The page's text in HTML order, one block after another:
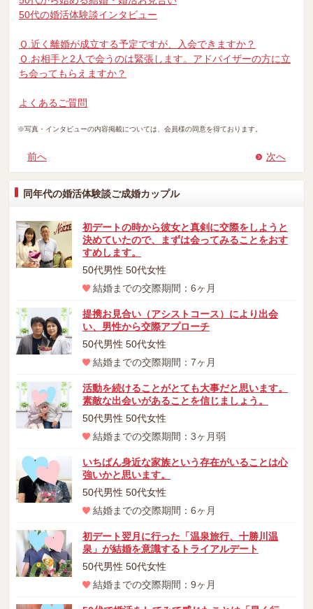
50代の婚活体験談インタビュー
Ｑ.近く離婚が成立する予定ですが、入会できますか？
Ｑ.お相手と2人で会うのは緊張します。アドバイザーの方に立
ち会ってもらえますか？
よくあるご質問
※写真・インタビューの内容掲載については、会員様の同意を得ております。
前へ 次へ
同年代の婚活体験談ご成婚カップル
初デートの時から彼女と真剣に交際をしようと
決めていたので、まずは会ってみることをおす
すめします。
50代男性 50代女性
結婚までの交際期間：6ヶ月
提携お見合い（アシストコース）により出会
い、男性から交際アプローチ
50代男性 50代女性
結婚までの交際期間：7ヶ月
活動を続けることがとても大事だと思います。
素敵な出会いがあることを信じましょう。
50代男性 50代女性
結婚までの交際期間：3ヶ月弱
いちばん身近な家族という存在がいることは心
強いかと思います。
50代男性 50代女性
結婚までの交際期間：6ヶ月
初デート翌月に行った「温泉旅行、十勝川温
泉」が結婚を意識するトライアルデート
50代男性 50代女性
結婚までの交際期間：9ヶ月